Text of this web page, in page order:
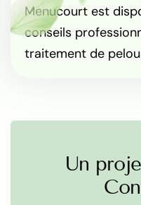
Menucourt est
conseils
traitement de
Un